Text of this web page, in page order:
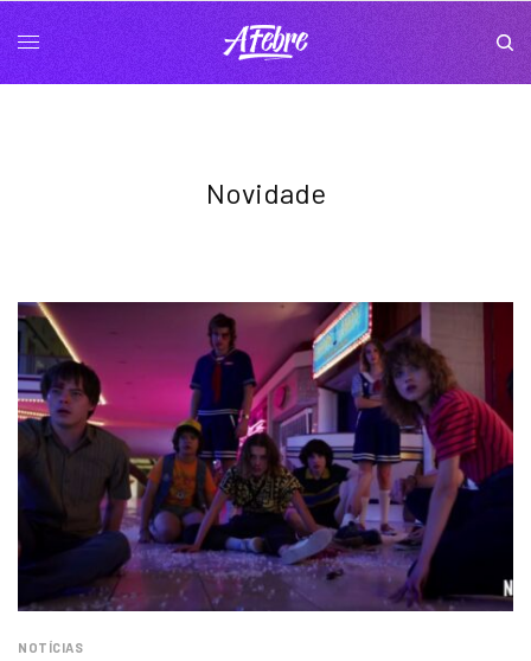
Novidade
NOTÍCIAS